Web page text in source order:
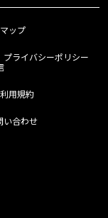
ップ
プライバシーポリシー
用規約
い合わせ